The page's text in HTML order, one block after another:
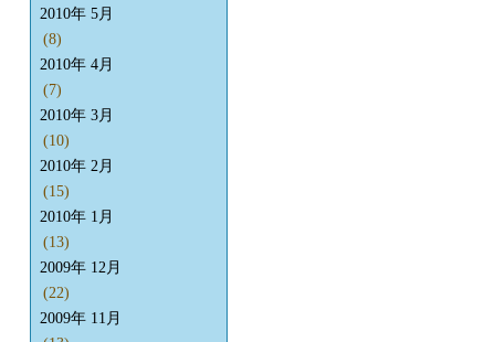
2010年 5月
(8)
2010年 4月
(7)
2010年 3月
(10)
2010年 2月
(15)
2010年 1月
(13)
2009年 12月
(22)
2009年 11月